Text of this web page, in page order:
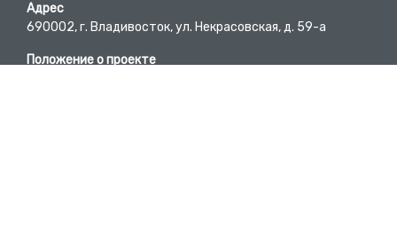
Адрес
690002, г. Владивосток, ул. Некрасовская, д. 59-а
Положение о проекте